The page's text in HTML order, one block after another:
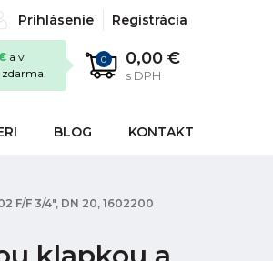
Prihlásenie Registrácia
0 0,00 €
s DPH
a v
BLOG KONTAKT
F/F 3/4", DN 20, 1602200